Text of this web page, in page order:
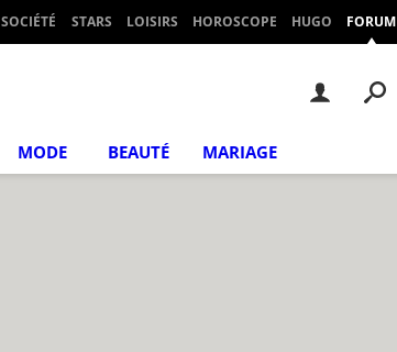
SOCIÉTÉ STARS LOISIRS HOROSCOPE HUGO FORUM
MODE BEAUTÉ MARIAGE